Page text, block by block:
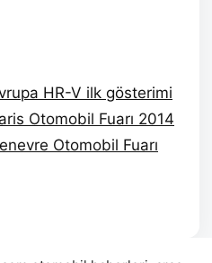
HR-V ilk gösterimi
Otomobil Fuarı 2014
Otomobil Fuarı